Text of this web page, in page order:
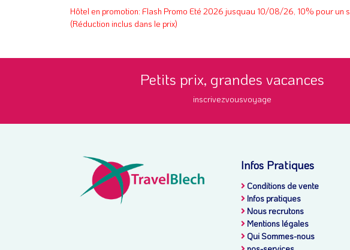
Hôtel en promotion: Flash Promo Eté 2026 jusquau 10/08/26, 10%
(Réduction inclus dans le prix)
Petits prix, grandes vacances
inscrivezvousvoyage
Infos Pratiques
Conditions de vente
Infos pratiques
Nous recrutons
Mentions légales
Qui Sommes-nous